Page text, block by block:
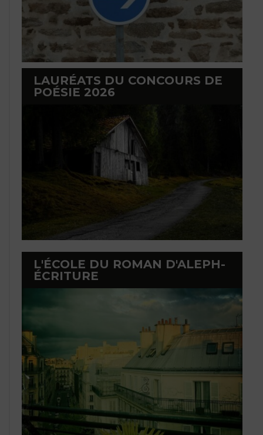
LAURÉATS DU CONCOURS DE
POÉSIE 2026
L'ÉCOLE DU ROMAN D'ALEPH-
ÉCRITURE